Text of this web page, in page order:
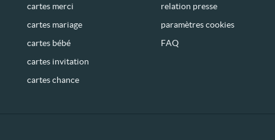
cartes merci
cartes mariage
cartes bébé
cartes invitation
cartes chance
relation presse
paramètres cookies
FAQ